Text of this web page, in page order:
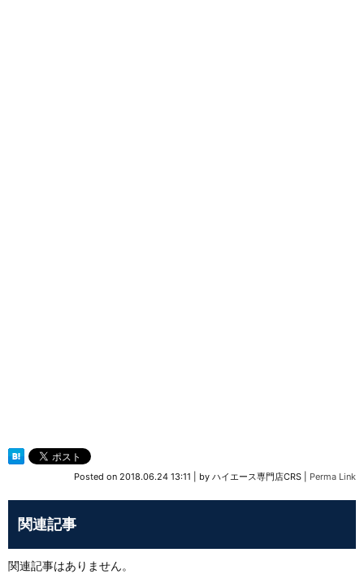
Posted on 2018.06.24 13:11 by ハイエース専門店CRS Perma Link
関連記事
関連記事はありません。